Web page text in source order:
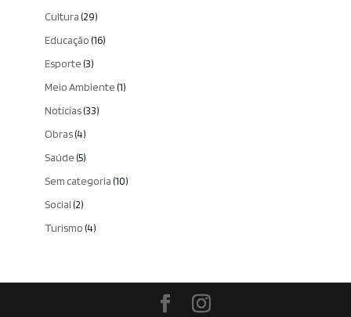
Cultura(29)
Educação(16)
Esporte(3)
Meio Ambiente(1)
Notícias(33)
Obras(4)
Saúde(5)
Sem categoria(10)
Social(2)
Turismo(4)